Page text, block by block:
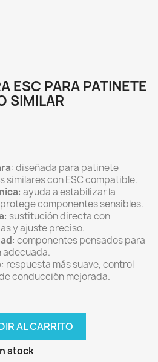
ESC PARA PATINETE
SIMILAR
: diseñada para patinete
similares con ESC compatible.
: ayuda a estabilizar la
componentes sensibles.
: sustitución directa con
y ajuste preciso.
: componentes pensados para
adecuada.
: respuesta más suave, control
conducción mejorada.
AL CARRITO
stock